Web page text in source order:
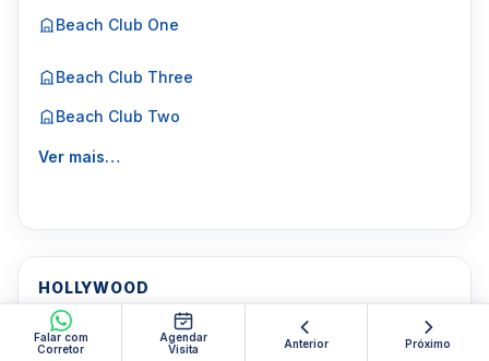
Falar com
Corretor
Agendar
Visita
Anterior Próximo
Beach Club One
Beach Club Three
Beach Club Two
Ver mais…
HOLLYWOOD
Apogee Beach Hollywood